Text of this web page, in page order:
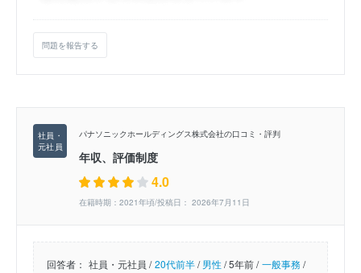
問題を報告する
パナソニックホールディングス株式会社の口コミ・評判
年収、評価制度
4.0
在籍時期：2021年頃/投稿日： 2026年7月11日
回答者： 社員・元社員 / 20代前半/男性/5年前 / 一般事務/